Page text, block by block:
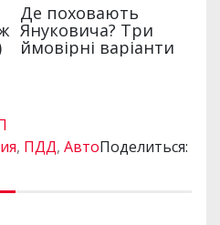
, ПДД, АвтоПоделиться: